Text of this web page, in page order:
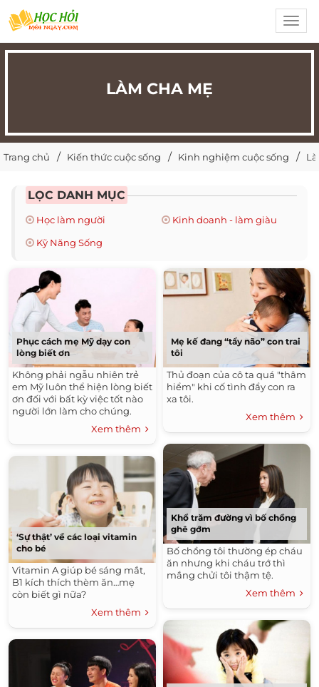
LÀM CHA MẸ
Trang chủ Kiến thức cuộc sống Kinh nghiệm cuộc sống
LỌC DANH MỤC
Học làm người
Kinh doanh - làm giàu
Kỹ Năng Sống
Phục cách mẹ Mỹ dạy con
lòng biết ơn
Không phải ngẫu nhiên trẻ
em Mỹ luôn thể hiện lòng biết
ơn đối với bất kỳ việc tốt nào
người lớn làm cho chúng.
Xem thêm
‘Sự thật’ về các loại vitamin
cho bé
Vitamin A giúp bé sáng mắt,
B1 kích thích thèm ăn…mẹ
còn biết gì nữa?
Xem thêm
Mẹ kế đang “tẩy não” con trai
tôi
Thủ đoạn của cô ta quá "thâm
hiểm" khi cố tình đẩy con ra
xa tôi.
Xem thêm
Khổ trăm đường vì bố chồng
ghê gớm
Bố chồng tôi thường ép cháu
ăn nhưng khi cháu trớ thì
mắng chửi tôi thậm tệ.
Xem thêm